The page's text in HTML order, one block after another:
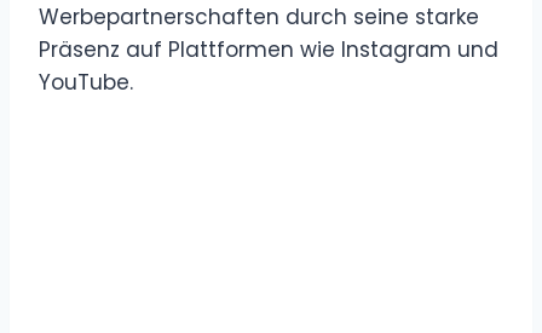
Werbepartnerschaften durch seine starke
Präsenz auf Plattformen wie Instagram und
YouTube.